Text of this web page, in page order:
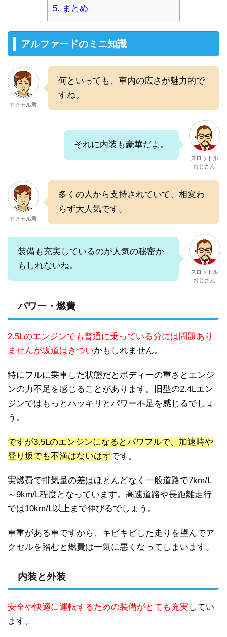
5. まとめ
アルファードのミニ知識
アクセル君
何といっても、車内の広さが魅力的で
すね。
それに内装も豪華だよ。
スロットル
おじさん
アクセル君
多くの人から支持されていて、相変わ
らず大人気です。
装備も充実しているのが人気の秘密か
もしれないね。
スロットル
おじさん
パワー・燃費
2.5Lのエンジンでも普通に乗っている分には問題あり
ませんが坂道はきついかもしれません。
特にフルに乗車した状態だとボディーの重さとエンジ
ンの力不足を感じることがあります。旧型の2.4Lエン
ジンではもっとハッキリとパワー不足を感じるでしょ
う。
ですが3.5Lのエンジンになるとパワフルで、加速時や
登り坂でも不満はないはずです。
実燃費で排気量の差はほとんどなく一般道路で7km/L
～9km/L程度となっています。高速道路や長距離走行
では10km/L以上まで伸びるでしょう。
車重がある車ですから、キビキビした走りを望んでア
クセルを踏むと燃費は一気に悪くなってしまいます。
内装と外装
安全や快適に運転するための装備がとても充実 してい
ます。